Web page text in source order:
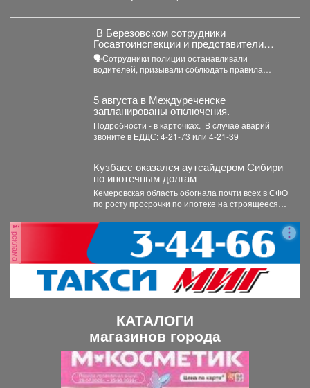
‍ В Березовском сотрудники
Госавтоинспекции и представители
РЖД провели совместный рейд
🗣Сотрудники полиции останавливали
водителей, призывали соблюдать правила
5 августа в Междуреченске
запланированы отключения.
Подробности - в карточках. ️ В случае аварий
звоните в ЕДДС: 4-21-73 или 4-21-39
Кузбасс оказался аутсайдером Сибири
по ипотечным долгам
Кемеровская область обогнала почти всех в СФО
по росту просрочки по ипотеке на строящееся
реклама
КАТАЛОГИ
магазинов города